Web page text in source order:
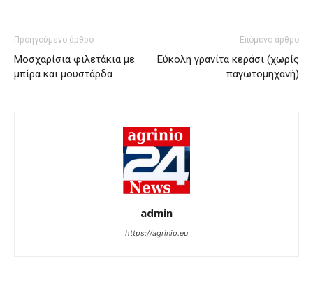
Προηγούμενο άρθρο
Μοσχαρίσια φιλετάκια με
μπίρα και μουστάρδα
Επόμενο άρθρο
Εύκολη γρανίτα κεράσι (χωρίς
παγωτομηχανή)
admin
https://agrinio.eu